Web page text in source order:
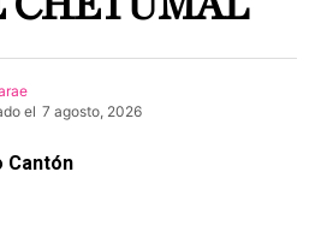
el 7 agosto, 2026
Cantón